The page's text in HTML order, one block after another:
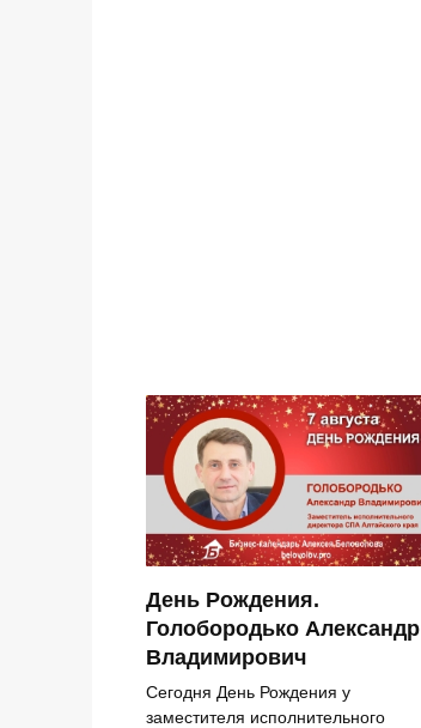
День Рождения.
Голобородько Александр
Владимирович
Сегодня День Рождения у
заместителя исполнительного